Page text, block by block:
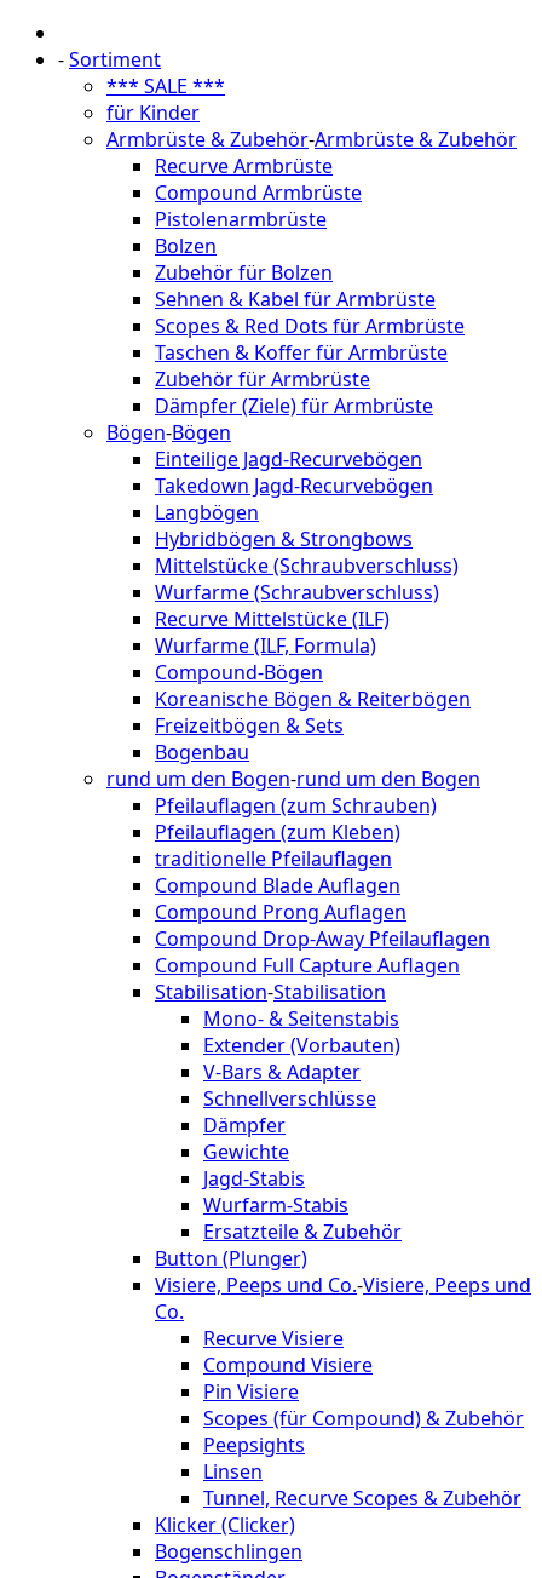
-Sortiment
*** SALE ***
für Kinder
Armbrüste & Zubehör-Armbrüste & Zubehör
Recurve Armbrüste
Compound Armbrüste
Pistolenarmbrüste
Bolzen
Zubehör für Bolzen
Sehnen & Kabel für Armbrüste
Scopes & Red Dots für Armbrüste
Taschen & Koffer für Armbrüste
Zubehör für Armbrüste
Dämpfer (Ziele) für Armbrüste
Bögen-Bögen
Einteilige Jagd-Recurvebögen
Takedown Jagd-Recurvebögen
Langbögen
Hybridbögen & Strongbows
Mittelstücke (Schraubverschluss)
Wurfarme (Schraubverschluss)
Recurve Mittelstücke (ILF)
Wurfarme (ILF, Formula)
Compound-Bögen
Koreanische Bögen & Reiterbögen
Freizeitbögen & Sets
Bogenbau
rund um den Bogen-rund um den Bogen
Pfeilauflagen (zum Schrauben)
Pfeilauflagen (zum Kleben)
traditionelle Pfeilauflagen
Compound Blade Auflagen
Compound Prong Auflagen
Compound Drop-Away Pfeilauflagen
Compound Full Capture Auflagen
Stabilisation-Stabilisation
Mono- & Seitenstabis
Extender (Vorbauten)
V-Bars & Adapter
Schnellverschlüsse
Dämpfer
Gewichte
Jagd-Stabis
Wurfarm-Stabis
Ersatzteile & Zubehör
Button (Plunger)
Visiere, Peeps und Co.-Visiere, Peeps und
Co.
Recurve Visiere
Compound Visiere
Pin Visiere
Scopes (für Compound) & Zubehör
Peepsights
Linsen
Tunnel, Recurve Scopes & Zubehör
Klicker (Clicker)
Bogenschlingen